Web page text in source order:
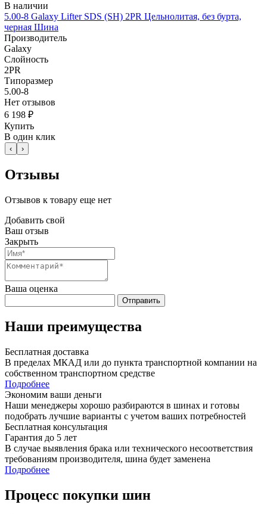
В наличии
5.00-8 Galaxy Lifter SDS (SH) 2PR Цельнолитая, без бурта,
черная Шина
Производитель
Galaxy
Слойность
2PR
Типоразмер
5.00-8
Нет отзывов
6 198 ₽
Купить
В один клик
‹ ›
Отзывы
Отзывов к товару еще нет
Добавить свой
Ваш отзыв
Закрыть
Ваша оценка
Отправить
Наши преимущества
Бесплатная доставка
В пределах МКАД или до пункта транспортной компании на
собственном транспортном средстве
Подробнее
Экономим ваши деньги
Наши менеджеры хорошо разбираются в шинах и готовы
подобрать лучшие варианты с учетом ваших потребностей
Бесплатная консультация
Гарантия до 5 лет
В случае выявления брака или технического несоответствия
требованиям производителя, шина будет заменена
Подробнее
Процесс покупки шин